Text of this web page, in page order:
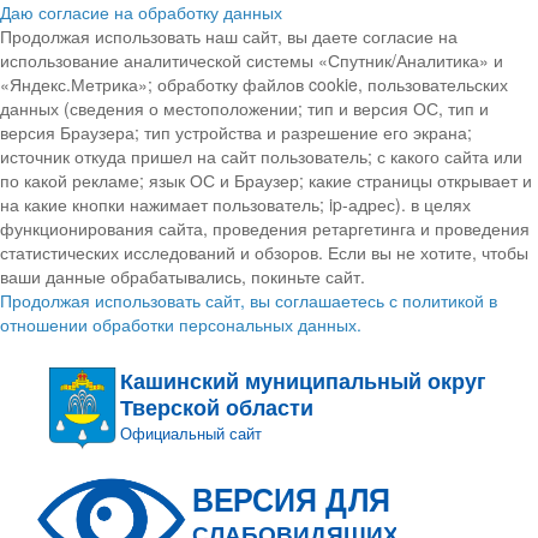
Даю согласие на обработку данных
Продолжая использовать наш сайт, вы даете согласие на
использование аналитической системы «Спутник/Аналитика» и
«Яндекс.Метрика»; обработку файлов cookie, пользовательских
данных (сведения о местоположении; тип и версия ОС, тип и
версия Браузера; тип устройства и разрешение его экрана;
источник откуда пришел на сайт пользователь; с какого сайта или
по какой рекламе; язык ОС и Браузер; какие страницы открывает и
на какие кнопки нажимает пользователь; ip-адрес). в целях
функционирования сайта, проведения ретаргетинга и проведения
статистических исследований и обзоров. Если вы не хотите, чтобы
ваши данные обрабатывались, покиньте сайт.
Продолжая использовать сайт, вы соглашаетесь с политикой в
отношении обработки персональных данных.